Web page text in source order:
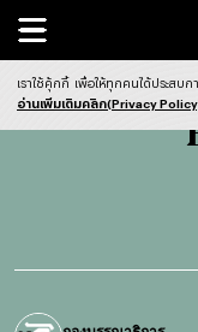
- ก
เราใช้คุ้กกี้ เพื่อให้ทุกคนได้ประสบ
อ่านเพิ่มเติมคลิก(Privacy